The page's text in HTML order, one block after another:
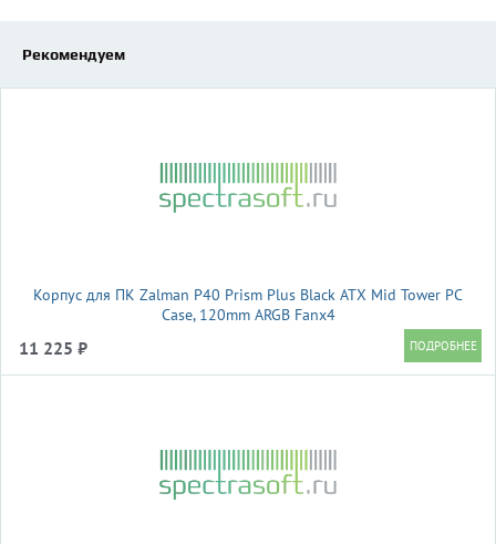
Рекомендуем
Корпус для ПК Zalman P40 Prism Plus Black ATX Mid Tower PC
Case, 120mm ARGB Fanx4
11 225 ₽